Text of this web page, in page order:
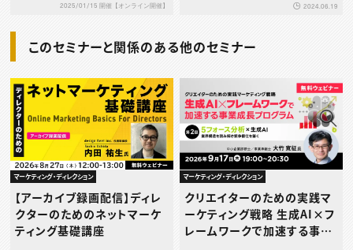
2025/01/15 開催【オンライン開催】 2024.06.19
このセミナーと関係のある他のセミナー
マーケティング・ディレクション
【アーカイブ録画配信】ディレ
クターのためのネットマーケ
ティング基礎講座
マーケティング・ディレクション
クリエイターのための実践マ
ーケティング戦略 生成AI×フ
レームワークで加速する事業